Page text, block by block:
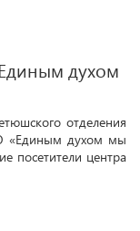
духом
отделения
«Единым духом мы
посетители центра